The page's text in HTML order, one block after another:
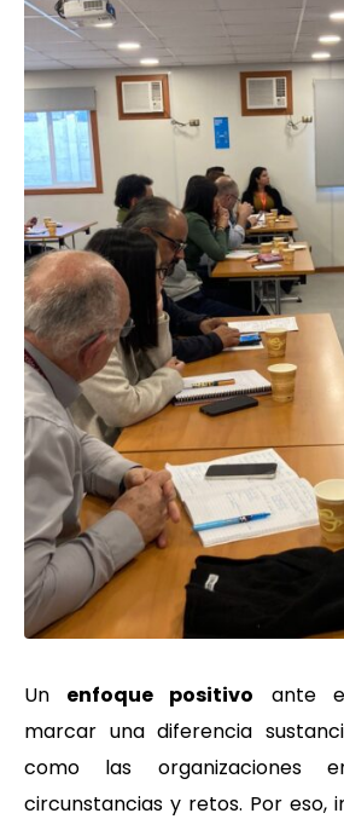
Un enfoque positivo ante
marcar una diferencia
como las organizaciones
circunstancias y retos. Por eso,